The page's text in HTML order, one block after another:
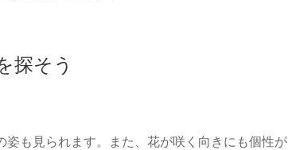
探そう
も見られます。また、花が咲く向きにも個性が